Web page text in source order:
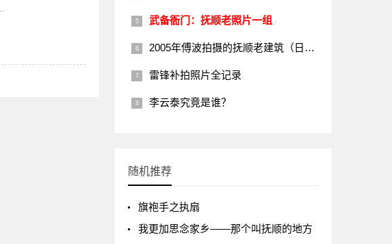
武备衙门：抚顺老照片一组
2005年傅波拍摄的抚顺老建筑（日本楼）
雷锋补拍照片全记录
李云泰究竟是谁？
随机推荐
旗袍手之执扇
我更加思念家乡——那个叫抚顺的地方